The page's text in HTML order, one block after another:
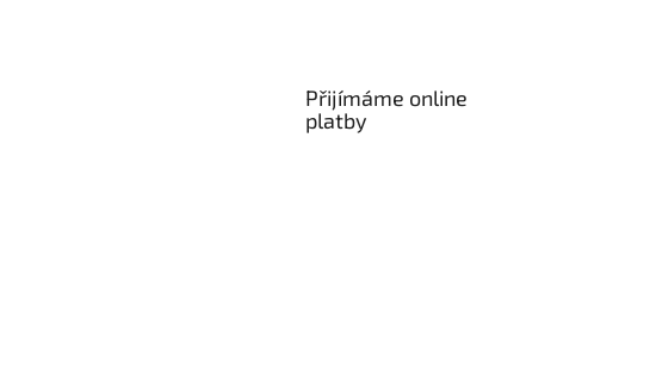
Přijímáme online
platby